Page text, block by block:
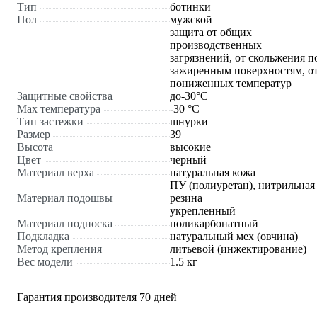
Тип
ботинки
Пол
мужской
Защитные свойства
защита от общих
производственных
загрязнений, от скольжения
зажиренным поверхностям,
пониженных температур
до-30°С
Max температура
-30 °С
Тип застежки
шнурки
Размер
39
Высота
высокие
Цвет
черный
Материал верха
натуральная кожа
Материал подошвы
ПУ (полиуретан), нитрильная
резина
Материал подноска
укрепленный
поликарбонатный
Подкладка
натуральный мех (овчина)
Метод крепления
литьевой (инжектирование)
Вес модели
1.5 кг
Гарантия производителя 70 дней